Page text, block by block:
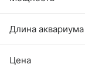
Длина аквариума
Цена